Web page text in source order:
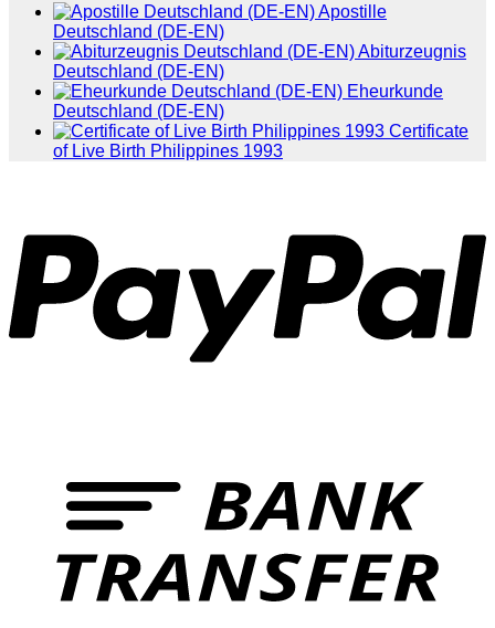
Apostille
Deutschland (DE-EN)
Abiturzeugnis
Deutschland (DE-EN)
Eheurkunde
Deutschland (DE-EN)
Certificate
of Live Birth Philippines 1993